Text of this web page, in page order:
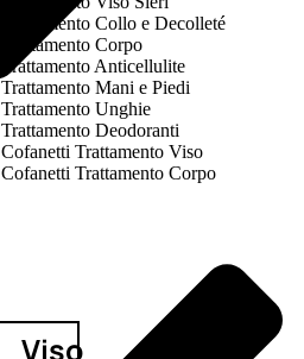
Trattamento Collo e Decolleté
Trattamento Corpo
Trattamento Anticellulite
Trattamento Mani e Piedi
Trattamento Unghie
Trattamento Deodoranti
Cofanetti Trattamento Viso
Cofanetti Trattamento Corpo
Viso